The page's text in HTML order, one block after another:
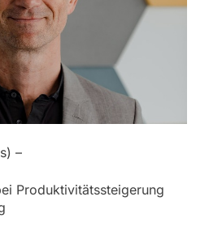
–
Produktivitätssteigerung